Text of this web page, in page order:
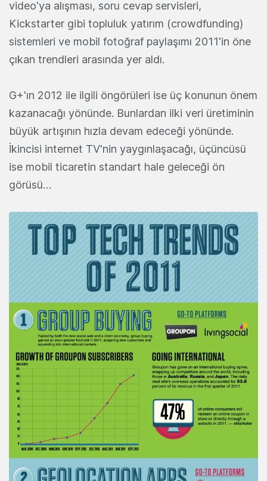
video'ya alışması, soru cevap servisleri,
Kickstarter gibi topluluk yatırım (crowdfunding)
sistemleri ve mobil fotoğraf paylaşımı 2011'in öne
çıkan trendleri arasında yer aldı.
G+'ın 2012 ile ilgili öngörüleri ise üç konunun önem
kazanacağı yönünde. Bunlardan ilki veri üretiminin
büyük artışının hızla devam edeceği yönünde.
İkincisi internet TV'nin yaygınlaşacağı, üçüncüsü
ise mobil ticaretin standart hale geleceği ön
görüsü…